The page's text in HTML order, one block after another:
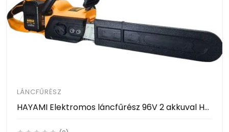
LÁNCFŰRÉSZ
HAYAMI Elektromos láncfűrész 96V 2 akkuval HA-1011